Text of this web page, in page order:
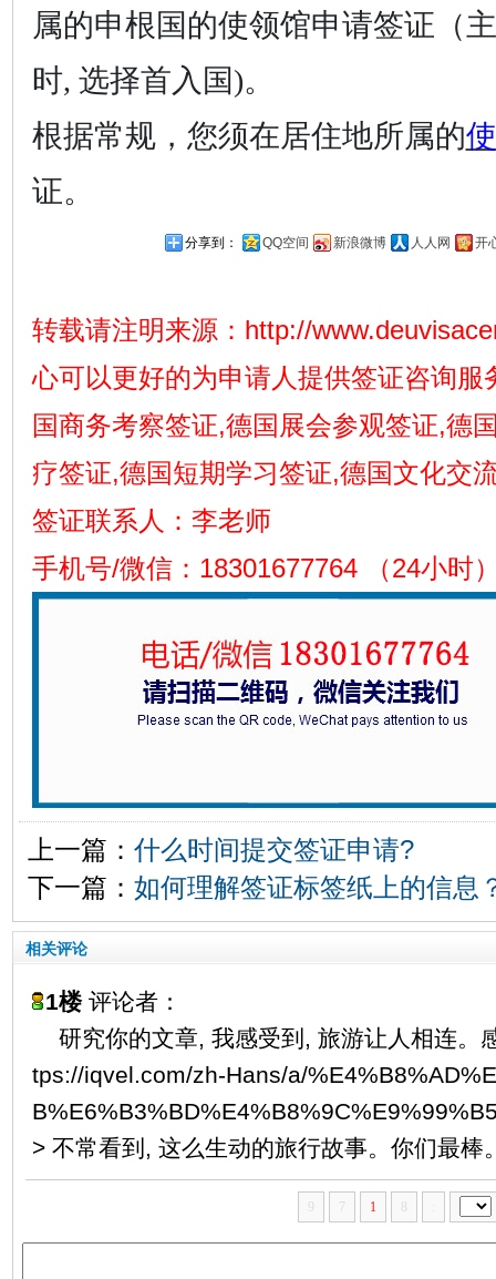
属的申根国的使领馆申请签证（
时, 选择首入国)。
根据常规，您须在居住地所属的
证。
分享到： QQ空间 新浪微博 人人网 开
转载请注明来源： http://
心可以更好的为申请人提供签证咨询服
国商务考察签证,德国展会参观签证,德
疗签证,德国短期学习签证,德国文化交
签证联系人：李老师
手机号/微信：18301677764 （24小时
上一篇： 什么时间提交签证申请?
下一篇： 如何理解签证标签纸上的信息
相关评论
1楼评论者：
研究你的文章, 我感受到, 旅游让人相连。
tps://iqvel.com/zh-Hans/a/
> 不常看到, 这么生动的旅行故事。你们最棒
7 1 :